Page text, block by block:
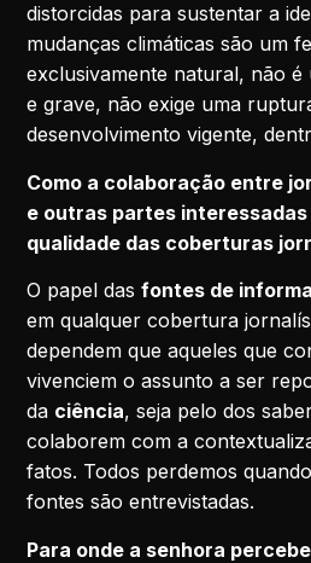
distorcidas para sustentar a
mudanças climáticas são um
exclusivamente natural, não é
e grave, não exige uma
desenvolvimento vigente,
Como a colaboração entre
e outras partes interessadas
qualidade das coberturas
O papel dasfontes de
em qualquer cobertura
dependem que aqueles que
vivenciem o assunto a ser
da ciência, seja pelo dos
colaborem com a
fatos. Todos perdemos
fontes são entrevistadas.
Para onde a senhora